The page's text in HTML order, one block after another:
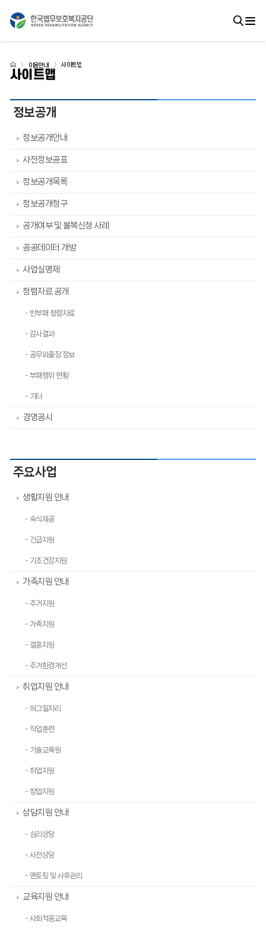
사이트맵
이용안내 사이트맵
정보공개
> 정보공개안내
> 사전정보공표
> 정보공개목록
> 정보공개청구
> 공개여부 및 불복신청 사례
> 공공데이터 개방
> 사업실명제
> 청렴자료 공개
- 반부패 청렴자료
- 감사결과
- 공무외출장 정보
- 부패행위 현황
- 기타
> 경영공시
주요사업
> 생활지원 안내
- 숙식제공
- 긴급지원
- 기초건강지원
> 가족지원 안내
- 주거지원
- 가족지원
- 결혼지원
- 주거환경개선
> 취업지원 안내
- 허그일자리
- 직업훈련
- 기술교육원
- 취업지원
- 창업지원
> 상담지원 안내
- 심리상담
- 사전상담
- 멘토링 및 사후관리
> 교육지원 안내
- 사회적응교육